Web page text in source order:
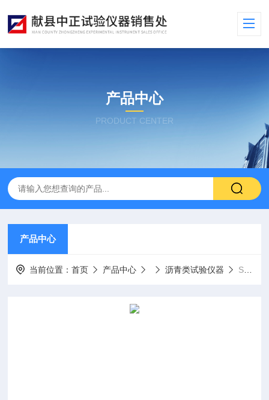
产品中心
PRODUCT CENTER
产品中心
当前位置：首页 产品中心 沥青类试验仪器 SYD-3536克利夫兰闪点试验仪 沥青闪点仪